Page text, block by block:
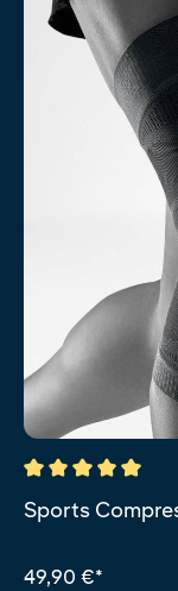
Sports
49,90 €*